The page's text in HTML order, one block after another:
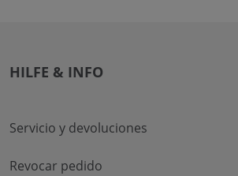
HILFE & INFO
Servicio y devoluciones
Revocar pedido